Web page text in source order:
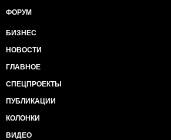
ФОРУМ
БИЗНЕС
НОВОСТИ
ГЛАВНОЕ
СПЕЦПРОЕКТЫ
ПУБЛИКАЦИИ
КОЛОНКИ
ВИДЕО